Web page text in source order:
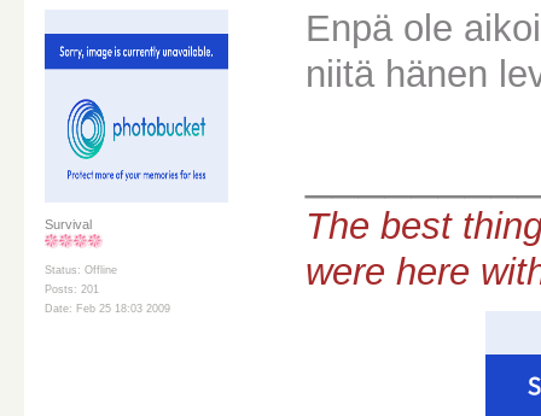
Survival
Status: Offline
Posts: 201
Date: Feb 25 18:03 2009
Enpä ole
niitä hänen
The best
were here